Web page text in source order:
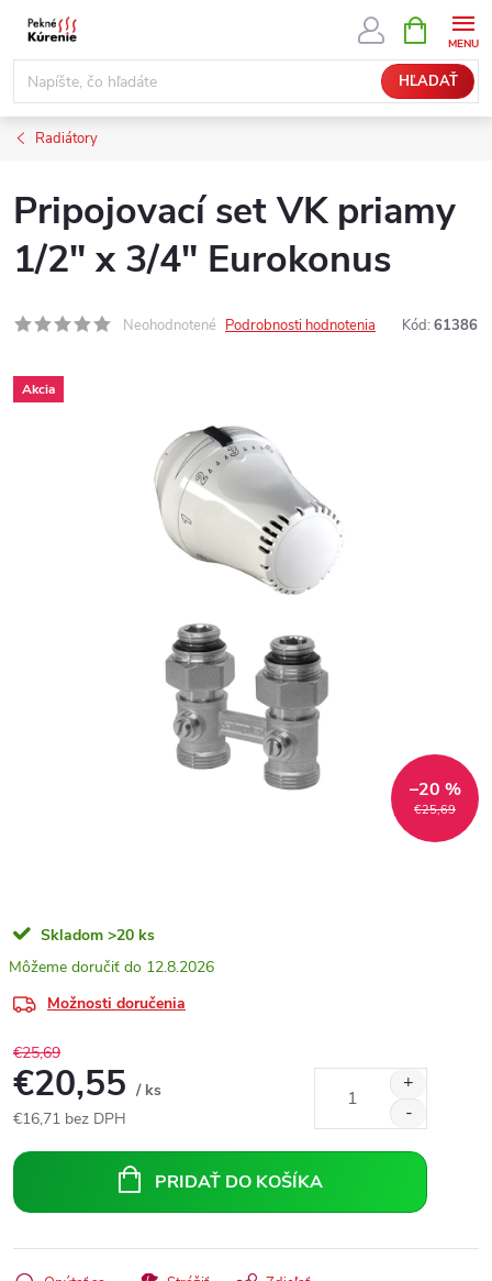
Prejsť
obsah
HĽADAŤ
KOŠÍK
Radiátory
Pripojovací set VK priamy
1/2" x 3/4" Eurokonus
Neohodnotené Podrobnosti hodnotenia Kód: 61386
Akcia
€25,69
–20 %
Skladom >20 ks
12.8.2026
Možnosti doručenia
€25,69
€20,55 / ks
€16,71 bez DPH
cena:
PRIDAŤ DO KOŠÍKA